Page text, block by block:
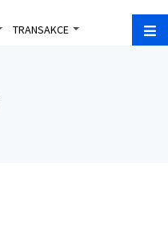
TRANSAKCE